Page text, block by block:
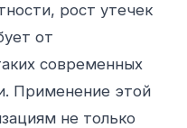
рост утечек
от
современных
Применение этой
не только